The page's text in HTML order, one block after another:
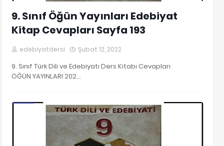
9. Sınıf Öğün Yayınları Edebiyat
Kitap Cevapları Sayfa 193
edebiyatdersi Şubat 12, 2022
9. Sınıf Türk Dili ve Edebiyatı Ders Kitabı Cevapları
ÖĞÜN YAYINLARI 202…